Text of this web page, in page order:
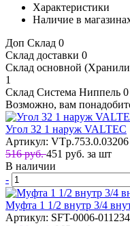
Характеристики
Наличие в
Доп Склад 0
Склад доставки 0
Склад основной
1
Склад Система Ниппель 0
Возможно, вам
Угол 32 1 наруж VALTEC
Артикул: VTp.753.0.03206
516 руб.451 руб. за шт
В наличии
-
Муфта 1 1/2 внутр 3/4
Артикул: SFT-0006-011234